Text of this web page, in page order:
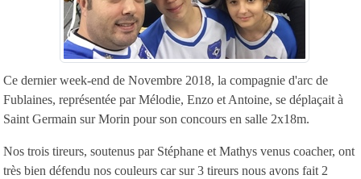
Ce dernier week-end de Novembre 2018, la compagnie d'arc de
Fublaines, représentée par Mélodie, Enzo et Antoine, se déplaçait à
Saint Germain sur Morin pour son concours en salle 2x18m.
Nos trois tireurs, soutenus par Stéphane et Mathys venus coacher, ont
très bien défendu nos couleurs car sur 3 tireurs nous avons fait 2